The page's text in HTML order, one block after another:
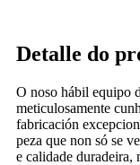
Detalle do
O noso hábil equipo
meticulosamente
fabricación
peza que non só se
e calidade duradeira,